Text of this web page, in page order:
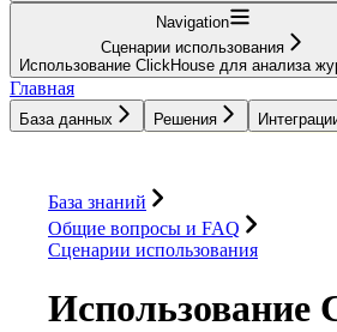
Navigation
Сценарии использования
Использование ClickHouse для анализа
Главная
База данных Решения
База знаний
Общие вопросы и FAQ
Сценарии использования
Использование